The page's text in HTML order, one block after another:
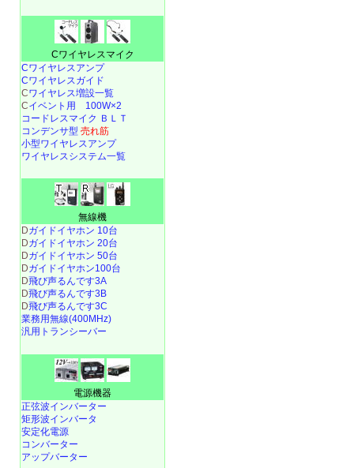
Cワイヤレスマイク
Cワイヤレスアンプ
Cワイヤレスガイド
Cワイヤレス増設一覧
Cイベント用 100W×2
コードレスマイク ＢＬＴ
コンデンサ型 売れ筋
小型ワイヤレスアンプ
ワイヤレスシステム一覧
無線機
Dガイドイヤホン 10台
Dガイドイヤホン 20台
Dガイドイヤホン 50台
Dガイドイヤホン100台
D飛び声るんです3A
D飛び声るんです3B
D飛び声るんです3C
業務用無線(400MHz)
汎用トランシーバー
電源機器
正弦波インバーター
矩形波インバータ
安定化電源
コンバーター
アップバーター